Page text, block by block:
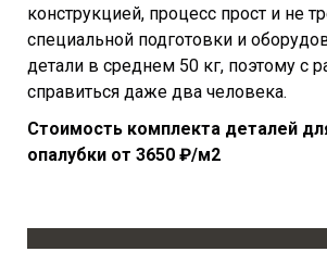
конструкцией, процесс прост и не
специальной подготовки и
детали в среднем 50 кг, поэтому с
справиться даже два человека.
Стоимость комплекта деталей
опалубки от 3650 ₽/м2